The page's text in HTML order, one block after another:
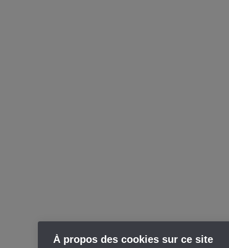
À propos des cookies sur ce site